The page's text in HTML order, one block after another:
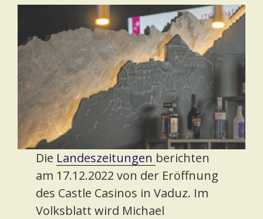
Die Landeszeitungen berichten
am 17.12.2022 von der Eröffnung
des Castle Casinos in Vaduz. Im
Volksblatt wird Michael